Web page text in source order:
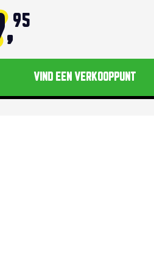
95
VIND EEN VERKOOPPUNT